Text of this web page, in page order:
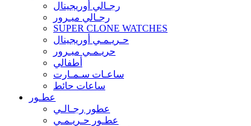
رجـالي أوريجينال
رجـالي ميـرور
SUPER CLONE WATCHES
حـريـمـي أوريجينال
حريـمـي ميـرور
أطفالي
ساعـات سـمـارت
ساعات حائط
عطـور
عطور رجـالـي
عطـور حـريـمـي